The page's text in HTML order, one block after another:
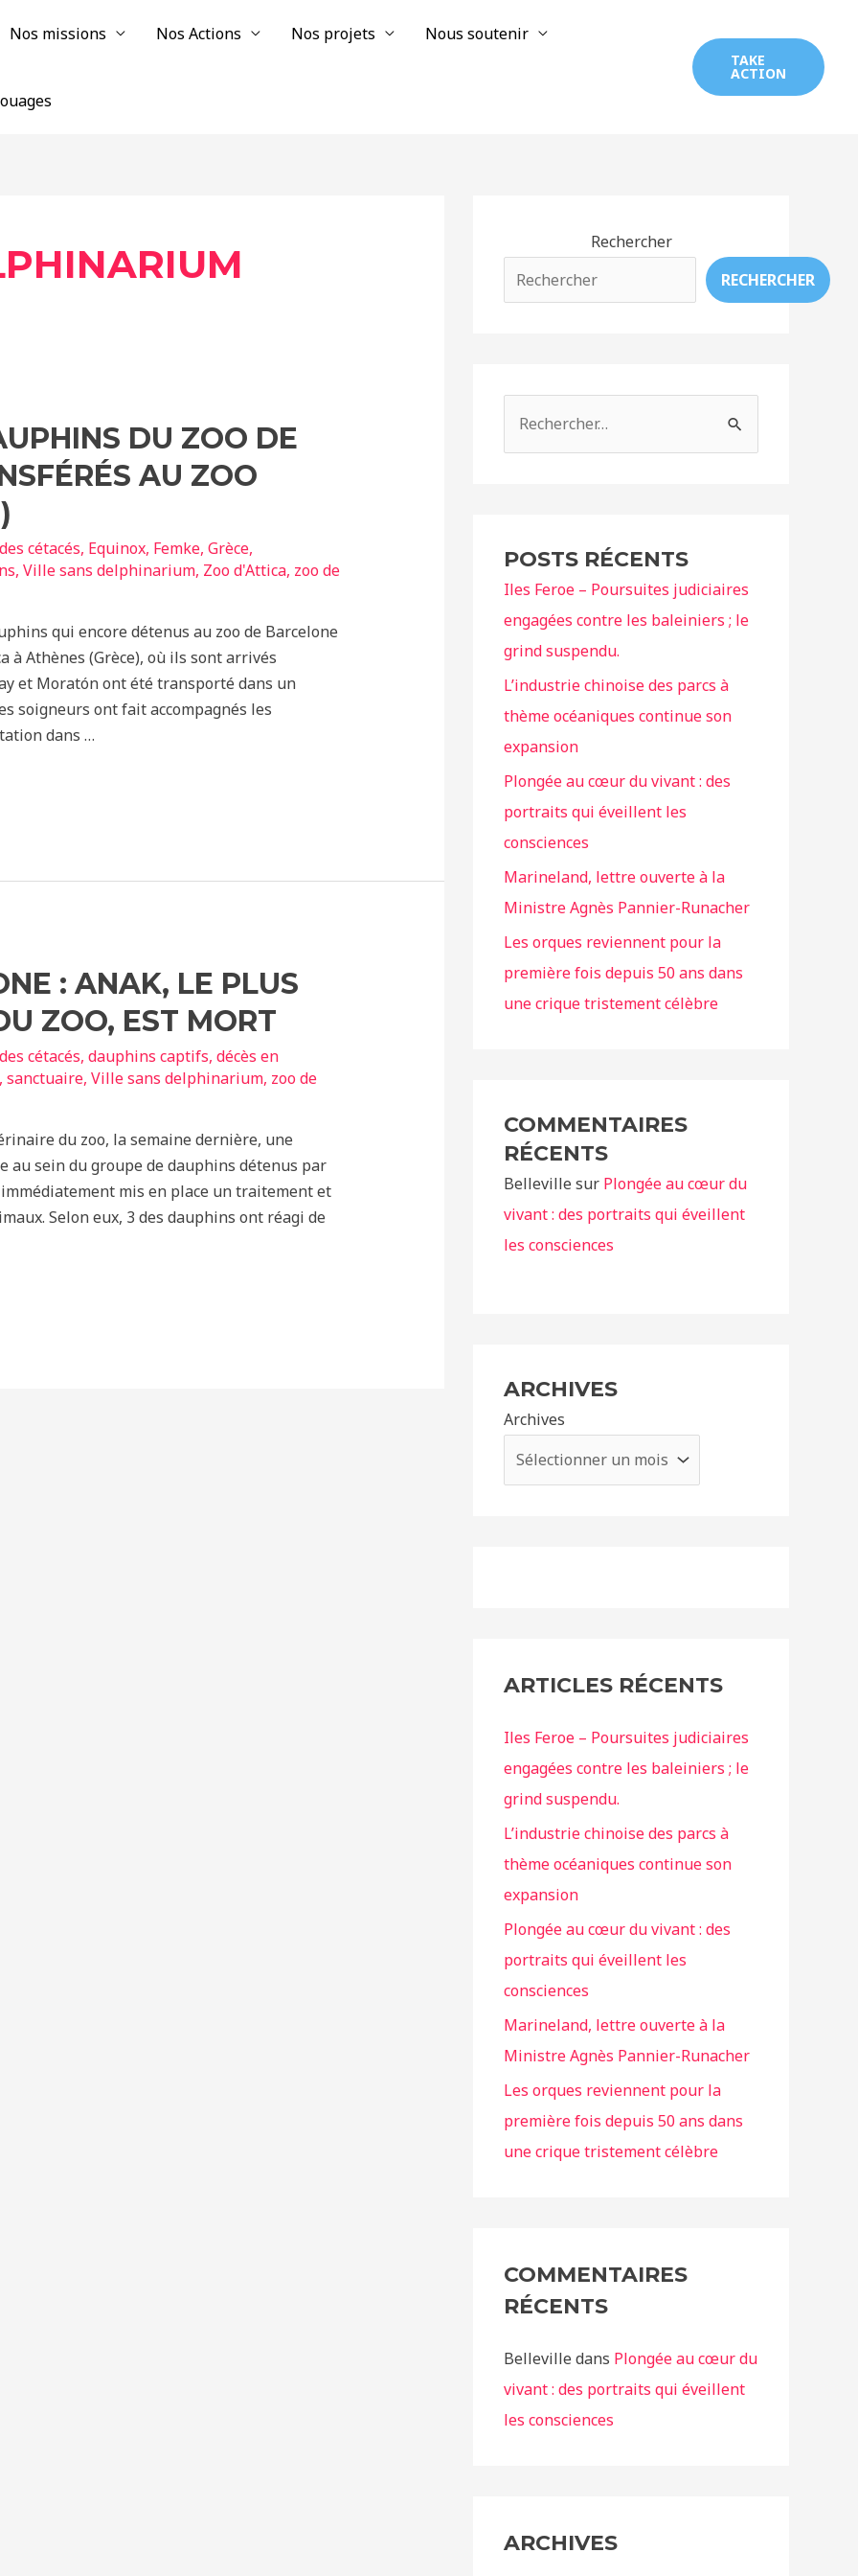
Nos missions Nos Actions Nos projets Nous soutenir
TAKE
ACTION
DU ZOO DE
AU ZOO
cétacés, Equinox, Femke, Grèce,
, Ville sans delphinarium, Zoo d'Attica, zoo de
qui encore détenus au zoo de Barcelone
à Athènes (Grèce), où ils sont arrivés
et Moratón ont été transporté dans un
soigneurs ont fait accompagnés les
dans …
: ANAK, LE PLUS
ZOO, EST MORT
cétacés, dauphins captifs, décès en
sanctuaire, Ville sans delphinarium, zoo de
du zoo, la semaine dernière, une
au sein du groupe de dauphins détenus par
mis en place un traitement et
Selon eux, 3 des dauphins ont réagi de
Rechercher
RECHERCHER
r
c
h
e
r
:
POSTS RÉCENTS
Iles Feroe – Poursuites judiciaires
engagées contre les baleiniers ; le
grind suspendu.
L’industrie chinoise des parcs à
thème océaniques continue son
expansion
Plongée au cœur du vivant : des
portraits qui éveillent les
consciences
Marineland, lettre ouverte à la
Ministre Agnès Pannier-Runacher
Les orques reviennent pour la
première fois depuis 50 ans dans
une crique tristement célèbre
COMMENTAIRES
RÉCENTS
Belleville sur Plongée au cœur du
vivant : des portraits qui éveillent
les consciences
ARCHIVES
Archives
ARTICLES RÉCENTS
Iles Feroe – Poursuites judiciaires
engagées contre les baleiniers ; le
grind suspendu.
L’industrie chinoise des parcs à
thème océaniques continue son
expansion
Plongée au cœur du vivant : des
portraits qui éveillent les
consciences
Marineland, lettre ouverte à la
Ministre Agnès Pannier-Runacher
Les orques reviennent pour la
première fois depuis 50 ans dans
une crique tristement célèbre
COMMENTAIRES
RÉCENTS
Belleville dans Plongée au cœur du
vivant : des portraits qui éveillent
les consciences
ARCHIVES